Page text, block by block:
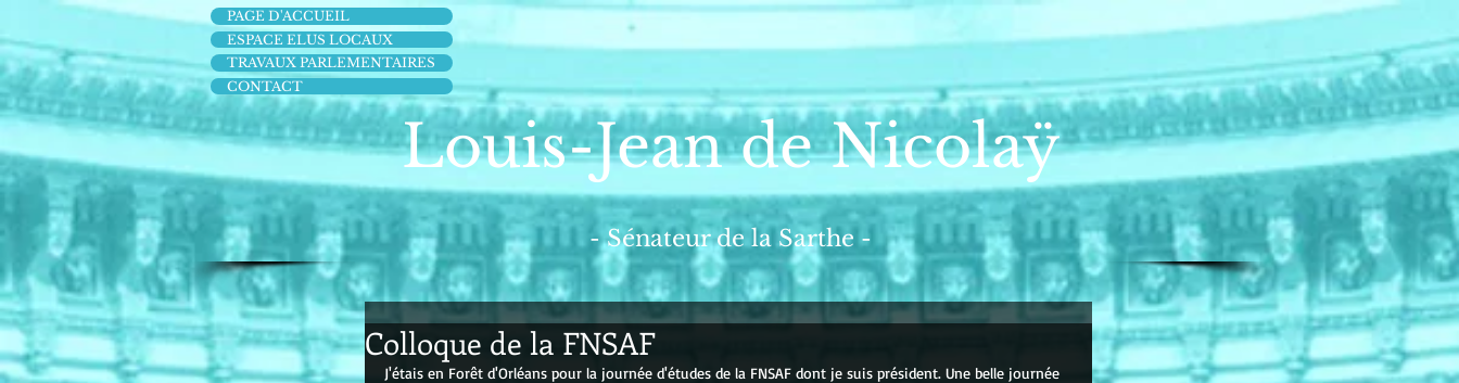
PAGE D'ACCUEIL
ESPACE ELUS LOCAUX
TRAVAUX PARLEMENTAIRES
CONTACT
Louis-Jean de Nicolaÿ
- Sénateur de la Sarthe -
Colloque de la FNSAF
J'étais en Forêt d'Orléans pour la journée d'études de la FNSAF dont je suis président. Une belle journée